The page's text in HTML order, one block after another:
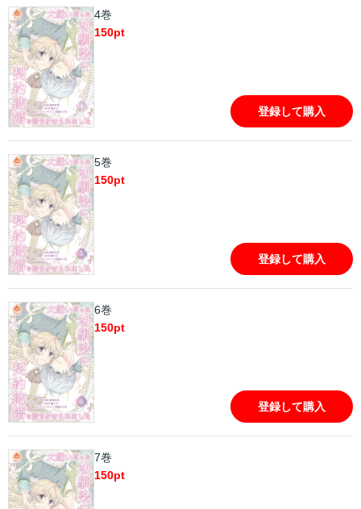
4巻
150pt
登録して購入
5巻
150pt
登録して購入
6巻
150pt
登録して購入
7巻
150pt